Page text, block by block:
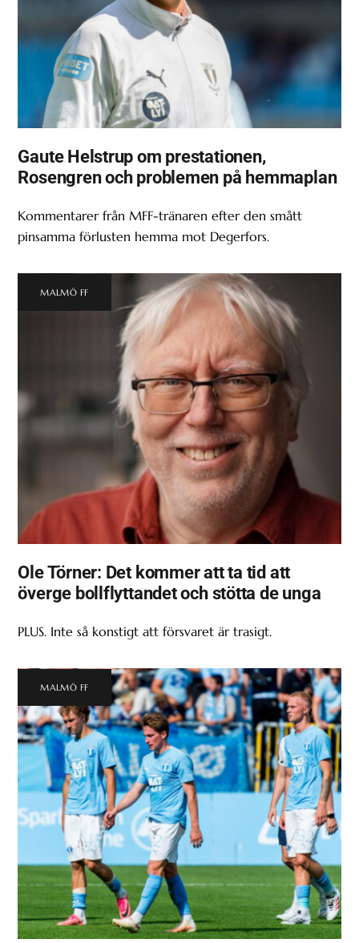
Gaute Helstrup om prestationen,
Rosengren och problemen på hemmaplan
Kommentarer från MFF-tränaren efter den smått
pinsamma förlusten hemma mot Degerfors.
MALMÖ FF
Ole Törner: Det kommer att ta tid att
överge bollflyttandet och stötta de unga
PLUS. Inte så konstigt att försvaret är trasigt.
MALMÖ FF